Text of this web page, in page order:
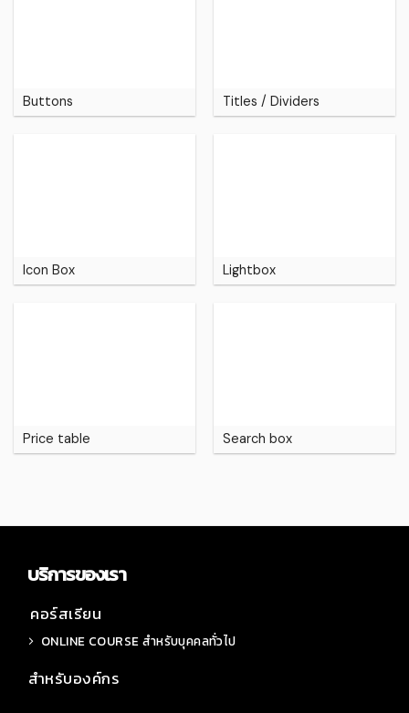
Buttons Titles / Dividers
Icon Box Lightbox
Price table Search box
บริการของเรา
คอร์สเรียน
ONLINE COURSE สำหรับบุคคลทั่วไป
สำหรับองค์กร